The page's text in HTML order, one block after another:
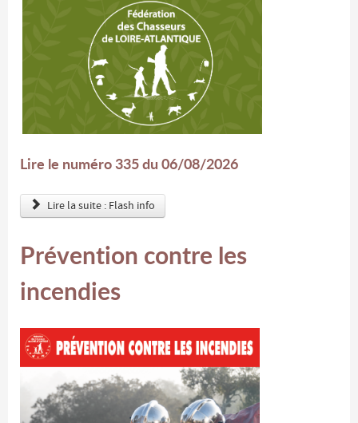
Lire le numéro 335 du 06/08/2026
Lire la suite : Flash info
Prévention contre les
incendies